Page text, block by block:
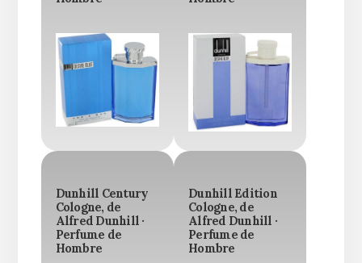
Dunhill Century
Cologne, de
Alfred Dunhill ·
Perfume de
Hombre
Dunhill Edition
Cologne, de
Alfred Dunhill ·
Perfume de
Hombre